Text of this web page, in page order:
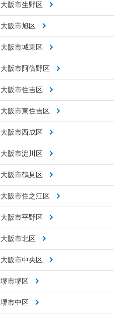
大阪市生野区
大阪市旭区
大阪市城東区
大阪市阿倍野区
大阪市住吉区
大阪市東住吉区
大阪市西成区
大阪市淀川区
大阪市鶴見区
大阪市住之江区
大阪市平野区
大阪市北区
大阪市中央区
堺市堺区
堺市中区